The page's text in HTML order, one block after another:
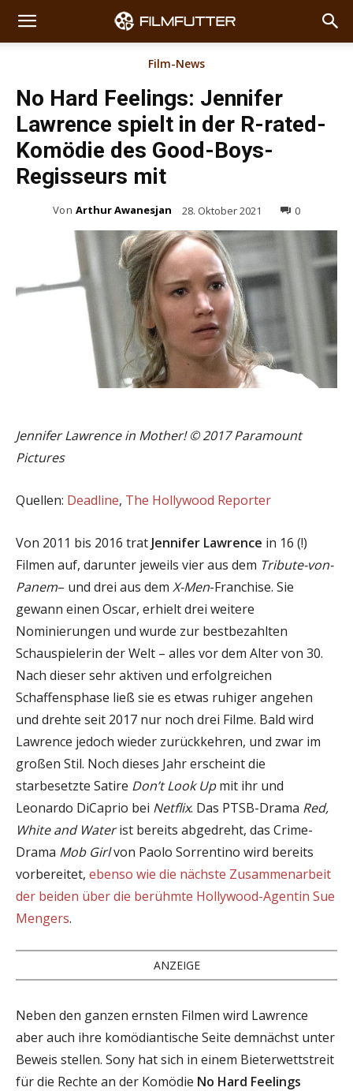
Film-News
No Hard Feelings: Jennifer
Lawrence spielt in der R-rated-
Komödie des Good-Boys-
Regisseurs mit
Von Arthur Awanesjan 28. Oktober 2021 0
Jennifer Lawrence in Mother! © 2017 Paramount
Pictures
Quellen: Deadline, The Hollywood Reporter
Von 2011 bis 2016 trat Jennifer Lawrence in 16 (!)
Filmen auf, darunter jeweils vier aus dem Tribute-von-
Panem– und drei aus dem X-Men-Franchise. Sie
gewann einen Oscar, erhielt drei weitere
Nominierungen und wurde zur bestbezahlten
Schauspielerin der Welt – alles vor dem Alter von 30.
Nach dieser sehr aktiven und erfolgreichen
Schaffensphase ließ sie es etwas ruhiger angehen
und drehte seit 2017 nur noch drei Filme. Bald wird
Lawrence jedoch wieder zurückkehren, und zwar im
großen Stil. Noch dieses Jahr erscheint die
starbesetzte Satire Don’t Look Upmit ihr und
Leonardo DiCaprio bei Netflix. Das PTSB-Drama Red,
White and Waterist bereits abgedreht, das Crime-
Drama Mob Girlvon Paolo Sorrentino wird bereits
vorbereitet, ebenso wie die nächste Zusammenarbeit
der beiden über die berühmte Hollywood-Agentin Sue
Mengers.
ANZEIGE
Neben den ganzen ernsten Filmen wird Lawrence
aber auch ihre komödiantische Seite demnächst unter
Beweis stellen. Sony hat sich in einem Bieterwettstreit
für die Rechte an der Komödie No Hard Feelings